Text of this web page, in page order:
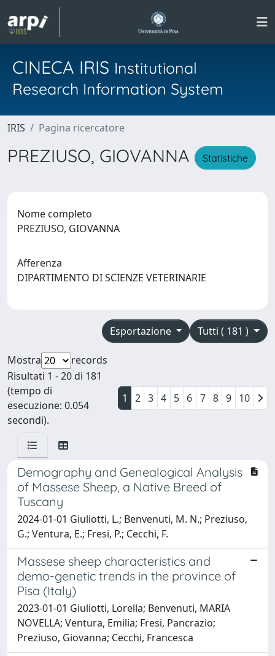
CINECA IRIS Institutional
Research Information System
IRIS Pagina ricercatore
PREZIUSO, GIOVANNA Statistiche
Nome completo
PREZIUSO, GIOVANNA
Afferenza
DIPARTIMENTO DI SCIENZE VETERINARIE
Tutti ( 181 )
Esportazione
Mostra
records
Risultati 1 - 20 di 181
(tempo di
esecuzione: 0.054
secondi).
1 2 3 4 5 6 7 8 9 10
Demography and Genealogical Analysis
of Massese Sheep, a Native Breed of
Tuscany
2024-01-01 Giuliotti, L.; Benvenuti, M. N.; Preziuso,
G.; Ventura, E.; Fresi, P.; Cecchi, F.
Massese sheep characteristics and
demo-genetic trends in the province of
Pisa (Italy)
2023-01-01 Giuliotti, Lorella; Benvenuti, MARIA
NOVELLA; Ventura, Emilia; Fresi, Pancrazio;
Preziuso, Giovanna; Cecchi, Francesca